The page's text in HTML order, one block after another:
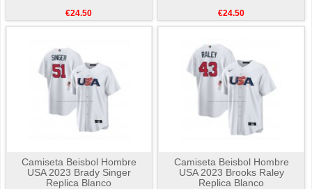
€24.50 €24.50
Camiseta Beisbol Hombre
USA 2023 Brady Singer
Replica Blanco
Camiseta Beisbol Hombre
USA 2023 Brooks Raley
Replica Blanco